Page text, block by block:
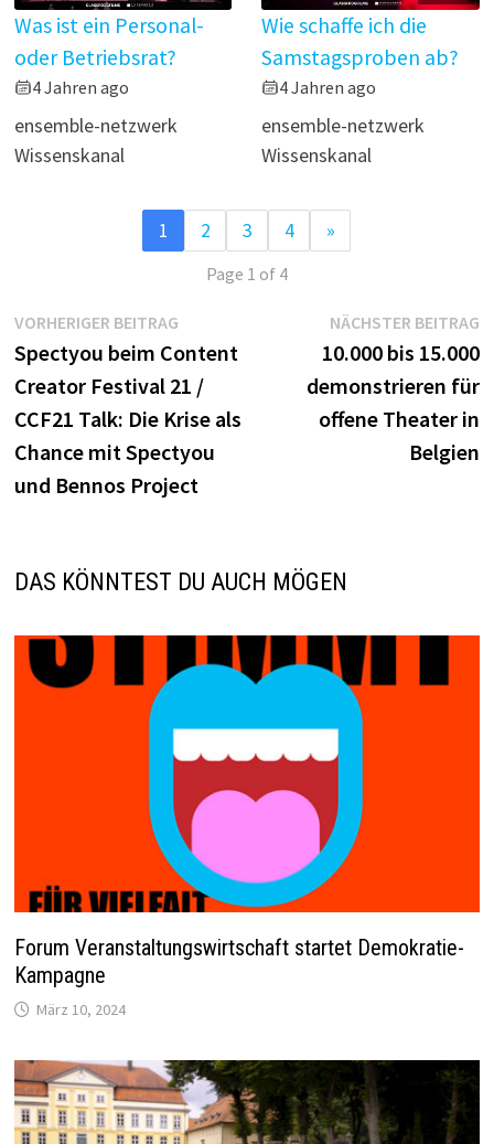
Was ist ein Personal-
oder Betriebsrat?
4 Jahren ago
ensemble-netzwerk
Wissenskanal
Wie schaffe ich die
Samstagsproben ab?
4 Jahren ago
ensemble-netzwerk
Wissenskanal
1 2 3 4 »
Page 1 of 4
Beitragsnavigation
VORHERIGER BEITRAG
Beitrag:
Spectyou beim Content
Creator Festival 21 /
CCF21 Talk: Die Krise als
Chance mit Spectyou
und Bennos Project
NÄCHSTER BEITRAG
10.000 bis 15.000
demonstrieren für
offene Theater in
Belgien
DAS KÖNNTEST DU AUCH MÖGEN
Forum Veranstaltungswirtschaft startet Demokratie-
Kampagne
März 10, 2024